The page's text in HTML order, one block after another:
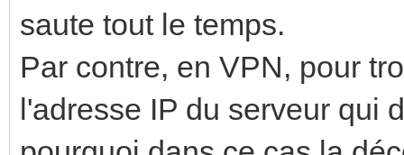
saute tout le temps.
Par contre, en VPN, pour
l'adresse IP du serveur qui